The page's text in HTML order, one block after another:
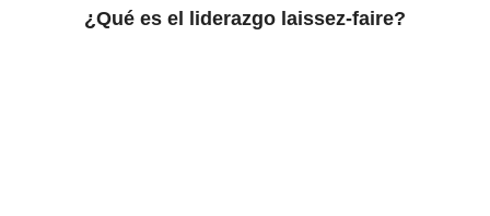
¿Qué es el liderazgo laissez-faire?